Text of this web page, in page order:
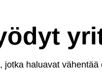
haluavat